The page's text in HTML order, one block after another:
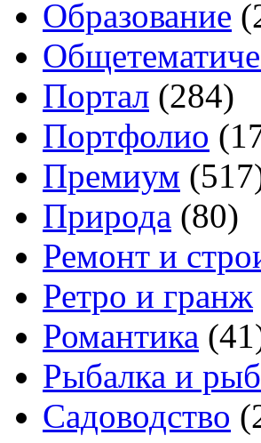
Образование
Портал (284)
Портфолио
Премиум
Природа (80)
Ремонт и
Ретро и гранж
Романтика
Рыбалка и
Садоводство